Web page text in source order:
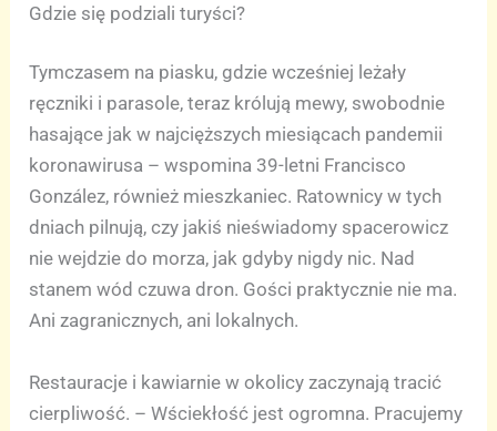
Gdzie się podziali turyści?
Tymczasem na piasku, gdzie wcześniej leżały
ręczniki i parasole, teraz królują mewy, swobodnie
hasające jak w najcięższych miesiącach pandemii
koronawirusa – wspomina 39-letni Francisco
González, również mieszkaniec. Ratownicy w tych
dniach pilnują, czy jakiś nieświadomy spacerowicz
nie wejdzie do morza, jak gdyby nigdy nic. Nad
stanem wód czuwa dron. Gości praktycznie nie ma.
Ani zagranicznych, ani lokalnych.
Restauracje i kawiarnie w okolicy zaczynają tracić
cierpliwość. – Wściekłość jest ogromna. Pracujemy